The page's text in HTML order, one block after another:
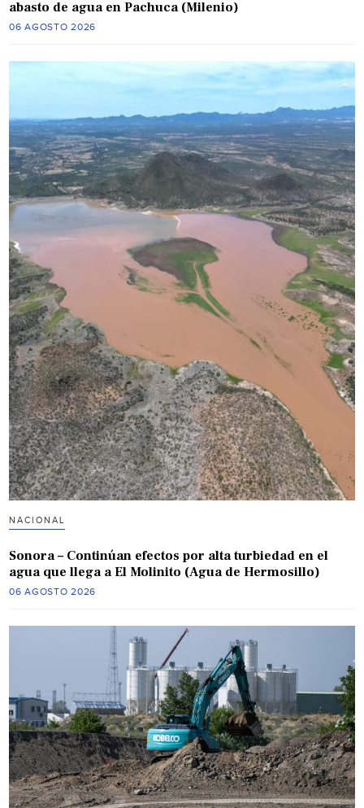
abasto de agua en Pachuca (Milenio)
06 AGOSTO 2026
NACIONAL
Sonora – Continúan efectos por alta turbiedad en el
agua que llega a El Molinito (Agua de Hermosillo)
06 AGOSTO 2026